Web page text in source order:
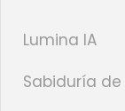
Lumina IA
Sabiduría